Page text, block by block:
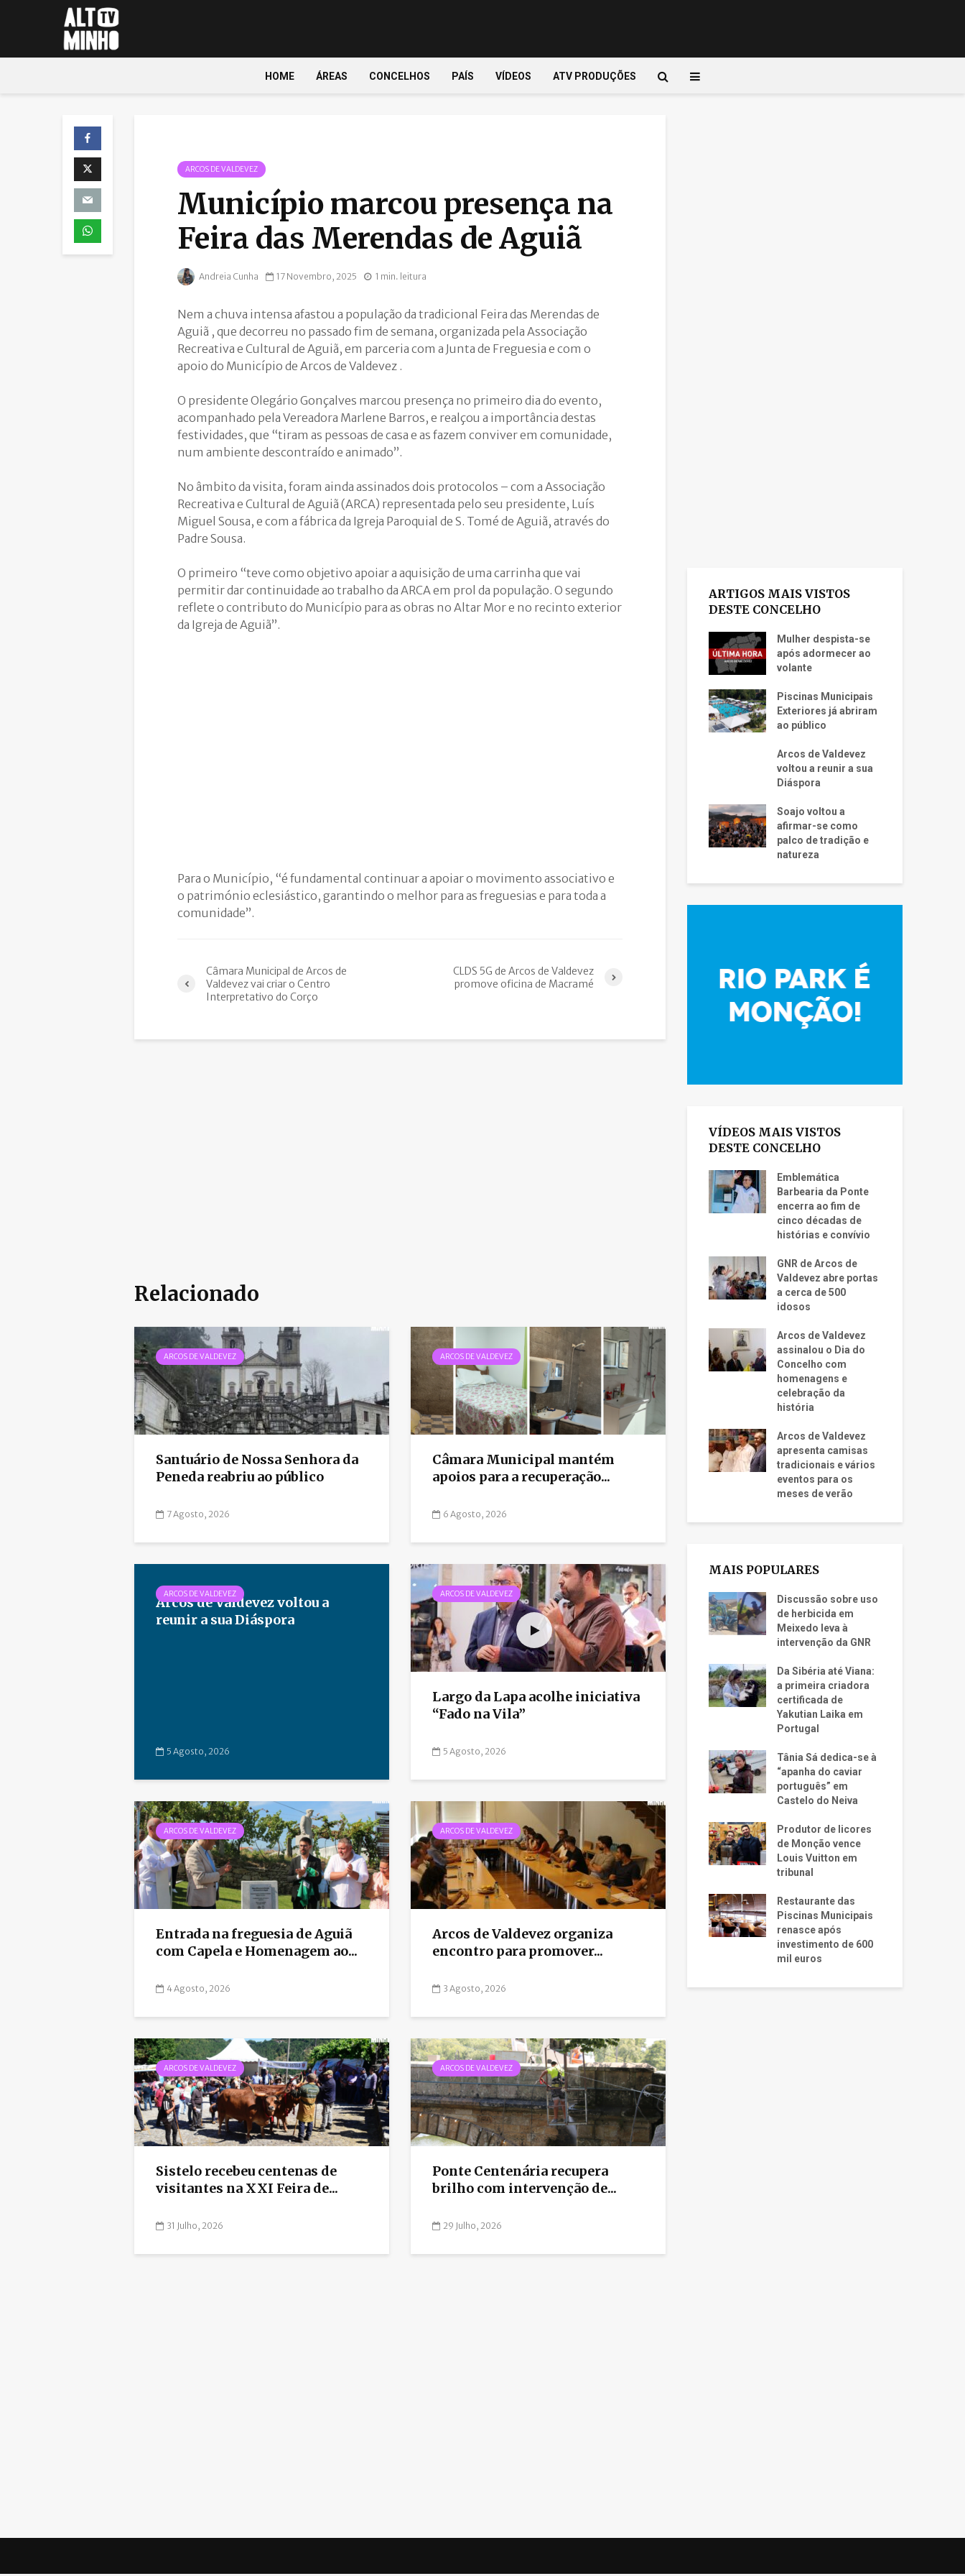
HOME ÁREAS CONCELHOS PAÍS VÍDEOS ATV PRODUÇÕES
ARCOS DE VALDEVEZ
Município marcou presença na
Feira das Merendas de Aguiã
Andreia Cunha 17 Novembro, 2025 1 min. leitura
Nem a chuva intensa afastou a população da tradicional Feira das Merendas de
Aguiã , que decorreu no passado fim de semana, organizada pela Associação
Recreativa e Cultural de Aguiã, em parceria com a Junta de Freguesia e com o
apoio do Município de Arcos de Valdevez .
O presidente Olegário Gonçalves marcou presença no primeiro dia do evento,
acompanhado pela Vereadora Marlene Barros, e realçou a importância destas
festividades, que “tiram as pessoas de casa e as fazem conviver em comunidade,
num ambiente descontraído e animado”.
No âmbito da visita, foram ainda assinados dois protocolos – com a Associação
Recreativa e Cultural de Aguiã (ARCA) representada pelo seu presidente, Luís
Miguel Sousa, e com a fábrica da Igreja Paroquial de S. Tomé de Aguiã, através do
Padre Sousa.
O primeiro “teve como objetivo apoiar a aquisição de uma carrinha que vai
permitir dar continuidade ao trabalho da ARCA em prol da população. O segundo
reflete o contributo do Município para as obras no Altar Mor e no recinto exterior
da Igreja de Aguiã”.
Para o Município, “é fundamental continuar a apoiar o movimento associativo e
o património eclesiástico, garantindo o melhor para as freguesias e para toda a
comunidade”.
Câmara Municipal de Arcos de
Valdevez vai criar o Centro
Interpretativo do Corço
CLDS 5G de Arcos de Valdevez
promove oficina de Macramé
Relacionado
ARCOS DE VALDEVEZ
Santuário de Nossa Senhora da
Peneda reabriu ao público
7 Agosto, 2026
ARCOS DE VALDEVEZ
Câmara Municipal mantém
apoios para a recuperação...
6 Agosto, 2026
ARCOS DE VALDEVEZ
Arcos de Valdevez voltou a
reunir a sua Diáspora
5 Agosto, 2026
ARCOS DE VALDEVEZ
Largo da Lapa acolhe iniciativa
“Fado na Vila”
5 Agosto, 2026
ARCOS DE VALDEVEZ
Entrada na freguesia de Aguiã
com Capela e Homenagem ao...
4 Agosto, 2026
ARCOS DE VALDEVEZ
Arcos de Valdevez organiza
encontro para promover...
3 Agosto, 2026
ARCOS DE VALDEVEZ
Sistelo recebeu centenas de
visitantes na XXI Feira de...
31 Julho, 2026
ARCOS DE VALDEVEZ
Ponte Centenária recupera
brilho com intervenção de...
29 Julho, 2026
ARTIGOS MAIS VISTOS
DESTE CONCELHO
Mulher despista-se
após adormecer ao
volante
Piscinas Municipais
Exteriores já abriram
ao público
Arcos de Valdevez
voltou a reunir a sua
Diáspora
Soajo voltou a
afirmar-se como
palco de tradição e
natureza
VÍDEOS MAIS VISTOS
DESTE CONCELHO
Emblemática
Barbearia da Ponte
encerra ao fim de
cinco décadas de
histórias e convívio
GNR de Arcos de
Valdevez abre portas
a cerca de 500
idosos
Arcos de Valdevez
assinalou o Dia do
Concelho com
homenagens e
celebração da
história
Arcos de Valdevez
apresenta camisas
tradicionais e vários
eventos para os
meses de verão
MAIS POPULARES
Discussão sobre uso
de herbicida em
Meixedo leva à
intervenção da GNR
Da Sibéria até Viana:
a primeira criadora
certificada de
Yakutian Laika em
Portugal
Tânia Sá dedica-se à
“apanha do caviar
português” em
Castelo do Neiva
Produtor de licores
de Monção vence
Louis Vuitton em
tribunal
Restaurante das
Piscinas Municipais
renasce após
investimento de 600
mil euros